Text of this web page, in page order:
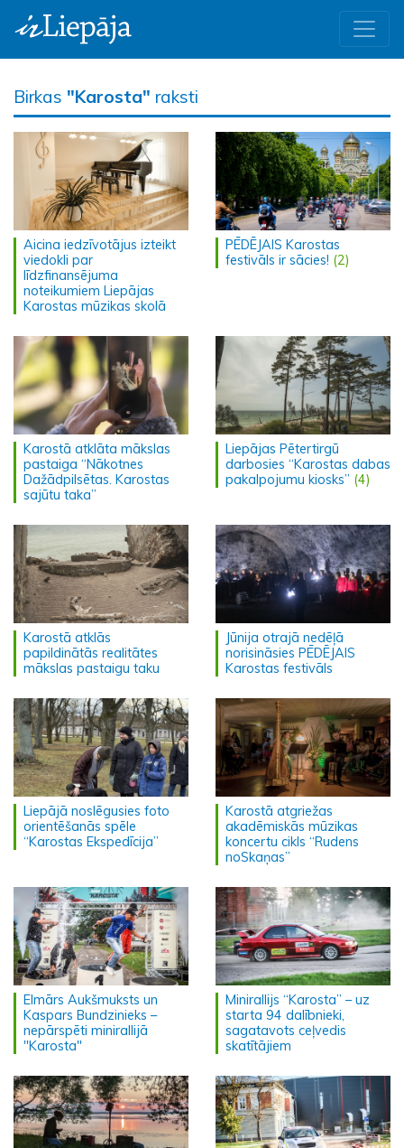
Birkas "Karosta" raksti
Aicina iedzīvotājus izteikt
viedokli par
līdzfinansējuma
noteikumiem Liepājas
Karostas mūzikas skolā
PĒDĒJAIS Karostas
festivāls ir sācies! (2)
Karostā atklāta mākslas
pastaiga “Nākotnes
Dažādpilsētas. Karostas
sajūtu taka”
Liepājas Pētertirgū
darbosies “Karostas dabas
pakalpojumu kiosks” (4)
Karostā atklās
papildinātās realitātes
mākslas pastaigu taku
Jūnija otrajā nedēļā
norisināsies PĒDĒJAIS
Karostas festivāls
Liepājā noslēgusies foto
orientēšanās spēle
“Karostas Ekspedīcija”
Karostā atgriežas
akadēmiskās mūzikas
koncertu cikls “Rudens
noSkaņas”
Elmārs Aukšmuksts un
Kaspars Bundzinieks –
nepārspēti minirallijā
"Karosta"
Minirallijs “Karosta” – uz
starta 94 dalībnieki,
sagatavots ceļvedis
skatītājiem